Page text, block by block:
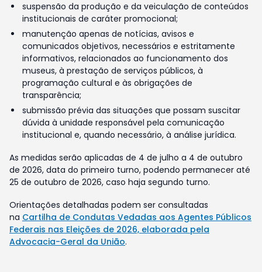
suspensão da produção e da veiculação de conteúdos
institucionais de caráter promocional;
manutenção apenas de notícias, avisos e
comunicados objetivos, necessários e estritamente
informativos, relacionados ao funcionamento dos
museus, à prestação de serviços públicos, à
programação cultural e às obrigações de
transparência;
submissão prévia das situações que possam suscitar
dúvida à unidade responsável pela comunicação
institucional e, quando necessário, à análise jurídica.
As medidas serão aplicadas de 4 de julho a 4 de outubro
de 2026, data do primeiro turno, podendo permanecer até
25 de outubro de 2026, caso haja segundo turno.
Orientações detalhadas podem ser consultadas
na Cartilha de Condutas Vedadas aos Agentes Públicos
Federais nas Eleições de 2026, elaborada pela
Advocacia-Geral da União.